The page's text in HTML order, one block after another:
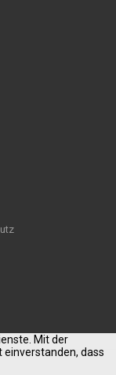
Mit der
einverstanden, dass